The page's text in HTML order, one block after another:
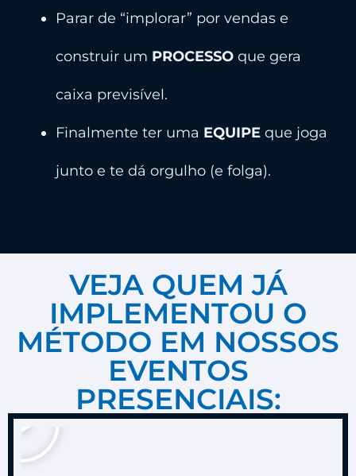
Parar de “implorar” por vendas e
construir um PROCESSO que gera
caixa previsível.
Finalmente ter uma EQUIPE que joga
junto e te dá orgulho (e folga).
VEJA QUEM JÁ
IMPLEMENTOU O
MÉTODO EM NOSSOS
EVENTOS
PRESENCIAIS: